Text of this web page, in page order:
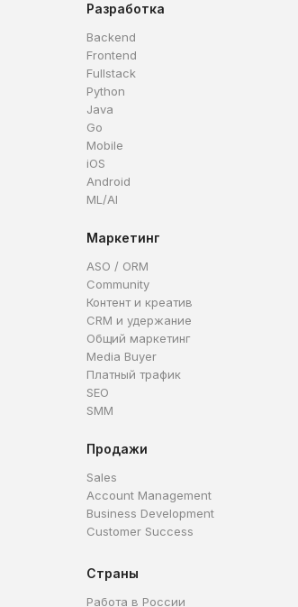
Разработка
Backend
Frontend
Fullstack
Python
Java
Go
Mobile
iOS
Android
ML/AI
Маркетинг
ASO / ORM
Community
Контент и креатив
CRM и удержание
Общий маркетинг
Media Buyer
Платный трафик
SEO
SMM
Продажи
Sales
Account Management
Business Development
Customer Success
Страны
Работа в России